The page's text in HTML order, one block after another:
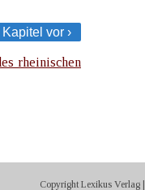
Kapitel vor ›
rheinischen
Copyright Lexikus Verlag |